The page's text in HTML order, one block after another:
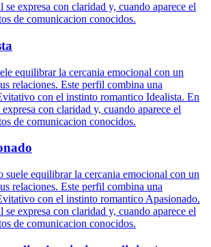
expresa con claridad y, cuando aparece el
de comunicacion conocidos.
equilibrar la cercania emocional con un
relaciones. Este perfil combina una
con el instinto romantico Idealista. En
con claridad y, cuando aparece el
de comunicacion conocidos.
suele equilibrar la cercania emocional con un
relaciones. Este perfil combina una
con el instinto romantico Apasionado.
expresa con claridad y, cuando aparece el
de comunicacion conocidos.